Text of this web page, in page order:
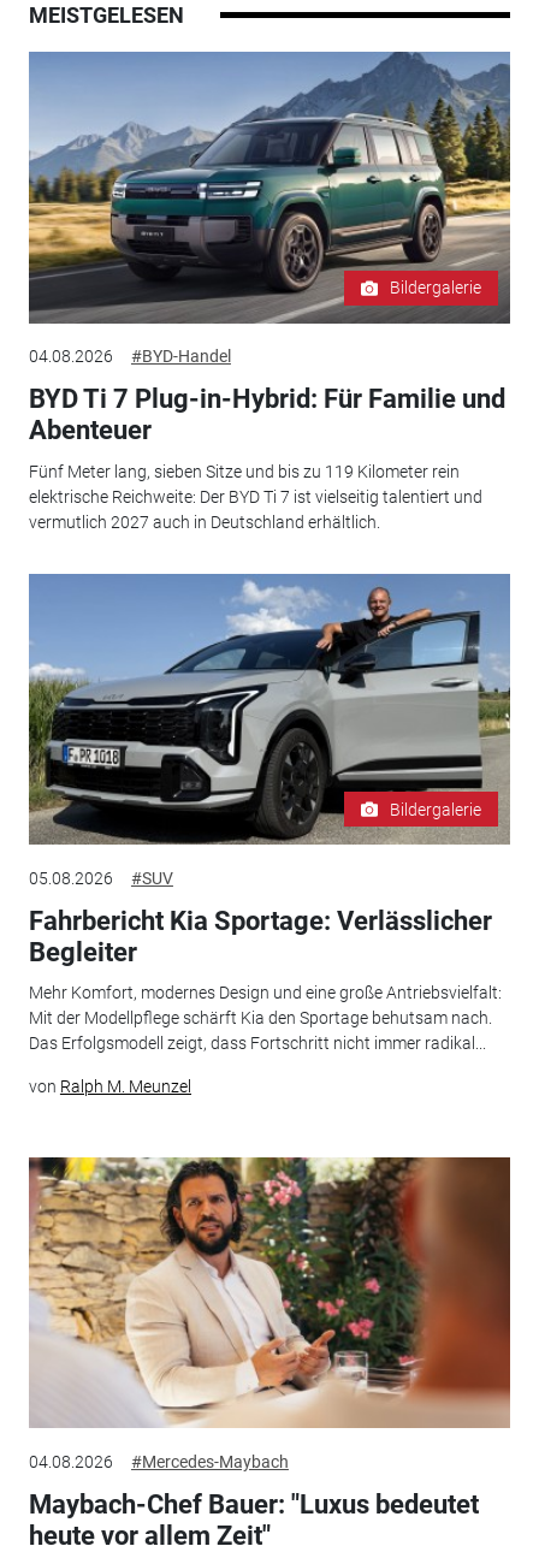
MEISTGELESEN
Bildergalerie
04.08.2026 #BYD-Handel
BYD Ti 7 Plug-in-Hybrid: Für Familie und
Abenteuer
Fünf Meter lang, sieben Sitze und bis zu 119 Kilometer rein
elektrische Reichweite: Der BYD Ti 7 ist vielseitig talentiert und
vermutlich 2027 auch in Deutschland erhältlich.
Bildergalerie
05.08.2026 #SUV
Fahrbericht Kia Sportage: Verlässlicher
Begleiter
Mehr Komfort, modernes Design und eine große Antriebsvielfalt:
Mit der Modellpflege schärft Kia den Sportage behutsam nach.
Das Erfolgsmodell zeigt, dass Fortschritt nicht immer radikal...
von Ralph M. Meunzel
04.08.2026 #Mercedes-Maybach
Maybach-Chef Bauer: "Luxus bedeutet
heute vor allem Zeit"